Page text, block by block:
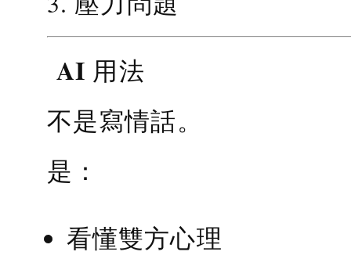
AI 用法
不是寫情話。
是：
看懂雙方心理